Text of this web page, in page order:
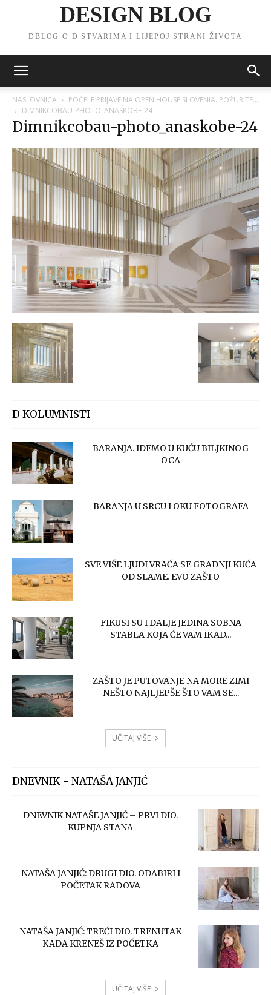
DESIGN BLOG
DBLOG O D STVARIMA I LIJEPOJ STRANI ŽIVOTA
NASLOVNICA
POČELE PRIJAVE NA OPEN HOUSE SLOVENIA. POŽURITE…
DIMNIKCOBAU-PHOTO_ANASKOBE-24
Dimnikcobau-photo_anaskobe-24
D KOLUMNISTI
BARANJA. IDEMO U KUĆU BILJKINOG
OCA
BARANJA U SRCU I OKU FOTOGRAFA
SVE VIŠE LJUDI VRAĆA SE GRADNJI KUĆA
OD SLAME. EVO ZAŠTO
FIKUSI SU I DALJE JEDINA SOBNA
STABLA KOJA ĆE VAM IKAD...
ZAŠTO JE PUTOVANJE NA MORE ZIMI
NEŠTO NAJLJEPŠE ŠTO VAM SE...
UČITAJ VIŠE
DNEVNIK - NATAŠA JANJIĆ
DNEVNIK NATAŠE JANJIĆ – PRVI DIO.
KUPNJA STANA
NATAŠA JANJIĆ: DRUGI DIO. ODABIRI I
POČETAK RADOVA
NATAŠA JANJIĆ: TREĆI DIO. TRENUTAK
KADA KRENEŠ IZ POČETKA
UČITAJ VIŠE